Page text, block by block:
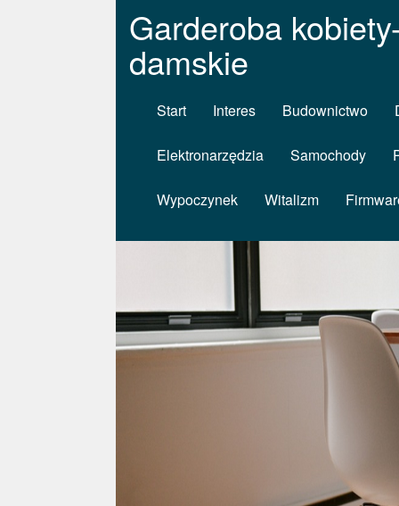
Garderoba
damskie
Start Interes Budownictwo
Elektronarzędzia Samochody
Wypoczynek Witalizm